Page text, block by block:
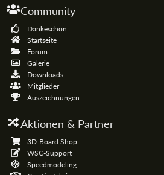
Community
Dankeschön
Startseite
Forum
Galerie
Downloads
Mitglieder
Auszeichnungen
Aktionen & Partner
3D-Board Shop
WSC-Support
Speedmodeling